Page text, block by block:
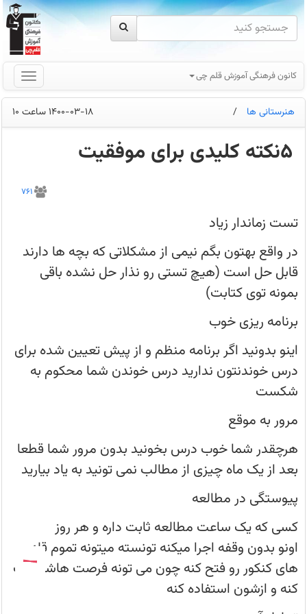
کانون فرهنگی آموزش قلم چی
هنرستانی ها / 1400-03-18 ساعت 10
5نکته کلیدی برای موفقیت
بهتون
نیمی
از
مشکلاتی
که
بچه‌ها
دارند
حل
است
تستی
رو
نذار
حل
نشده
توی
کتابت)
برنامه
ریزی
خوب
761
تست زماندار زیاد
در واقع بهتون بگم نیمی از مشکلاتی که بچه ها دارند
قابل حل است (هیچ تستی رو نذار حل نشده باقی
بمونه توی کتابت)
برنامه ریزی خوب
اینو بدونید اگر برنامه منظم و از پیش تعیین شده برای
درس خوندنتون ندارید درس خوندن شما محکوم به
شکست
مرور به موقع
هرچقدر شما خوب درس بخونید بدون مرور شما قطعا
بعد از یک ماه چیزی از مطالب نمی تونید به یاد بیارید
پیوستگی در مطالعه
کسی که یک ساعت مطالعه ثابت داره و هر روز
اونو بدون وقفه اجرا میکنه تونسته میتونه تموم قله
های کنکور رو فتح کنه چون می تونه فرصت هاشو درک
کنه و ازشون استفاده کنه